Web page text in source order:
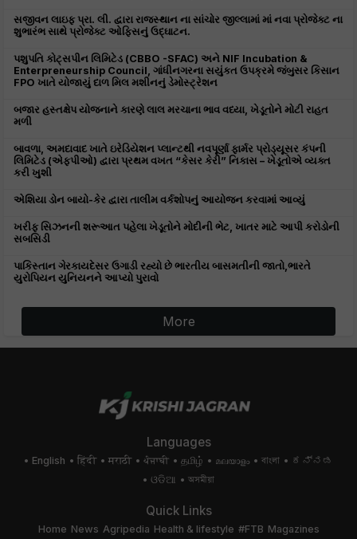
સજીવન લાઇફ પ્રા. લી. દ્વારા રાજસ્થાન ના સાંચોર જીલ્લામાં માં નવા પ્રોજેક્ટ ના
શુભારંભ સાથે પ્રોજેક્ટ ઓફિસનું ઉદ્ઘાટન.
પશુપતિ કોટ્સપીન લિમિટેડ (CBBO -SFAC) અને NIF Incubation &
Enterpreneurship Council, ગાંધીનગરના સયુંકત ઉપક્રમે જંબુસર કિસાન
FPO ખાતે યોજાયું દાળ મિલ મશીનનું ડેમોસ્ટ્રેશન
બજાર હસ્તક્ષેપ યોજનાને કારણે લાલ મરચાના ભાવ વધ્યા, ખેડૂતોને મોટી રાહત
મળી
બાવળા, અમદાવાદ ખાતે ઇરેડિયેશન પ્લાન્ટથી નવપૂર્ણા ફાર્મર પ્રોડ્યૂસર કંપની
લિમિટેડ (એફપીઓ) દ્વારા પ્રથમ વખત “કેસર કેરી” નિકાસ – ખેડૂતોએ વ્યક્ત
કરી ખુશી
એશિયા ડોન બાયો-કેર દ્વારા તાલીમ વર્કશોપનું આયોજન કરવામાં આવ્યું
ખરીફ સિઝનની શરૂઆત પહેલા ખેડૂતોને મોદીની ભેટ, ખાતર માટે આપી કરોડોની
સબસિડી
પાકિસ્તાન ગેરકાયદેસર ઉગાડી રહ્યો છે ભારતીય બાસમતીની જાતો,ભારતે
યુરોપિયન યુનિયનને આપ્યો પુરાવો
More
Languages
English हिंदी मराठी ਪੰਜਾਬੀ தமிழ் മലയാളം বাংলা
ಕನ್ನಡ
ଓଡିଆ
অসমীয়া
Quick Links
Home News Agripedia Health & lifestyle #FTB Magazines